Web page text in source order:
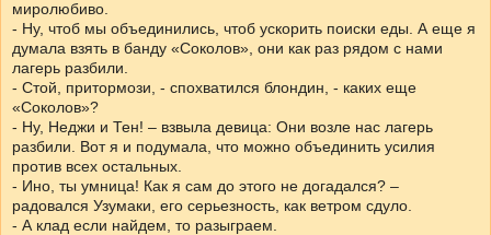
миролюбиво.
- Ну, чтоб мы объединились, чтоб ускорить поиски еды. А еще я
думала взять в банду «Соколов», они как раз рядом с нами
лагерь разбили.
- Стой, притормози, - спохватился блондин, - каких еще
«Соколов»?
- Ну, Неджи и Тен! – взвыла девица: Они возле нас лагерь
разбили. Вот я и подумала, что можно объединить усилия
против всех остальных.
- Ино, ты умница! Как я сам до этого не догадался? –
радовался Узумаки, его серьезность, как ветром сдуло.
- А клад если найдем, то разыграем.